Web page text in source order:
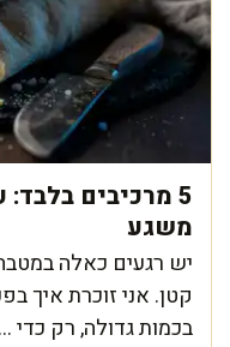
5 מרכיבים
משגע
יש רגעים כאלה
קטן. אני זוכרת איך
בכמות גדולה, רק כדי ...